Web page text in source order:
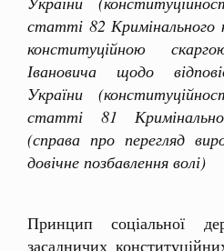
статті 82 Кримінального
конституційною
Івановича щодо
України
статті 81
(справа про перегляд
довічне позбавлення волі)
Принцип соціальної
засадничих